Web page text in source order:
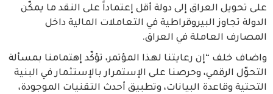
على تحويل العراق إلى دولة أقل إعتماداً على النقد ما يمكّن
الدولة تجاوز البيروقراطية في التعاملات المالية داخل
المصارف العاملة في العراق.
واضاف خلف “إن رعايتنا لهذا المؤتمر، تؤكّد إهتمامنا بمسألة
التحوّل الرقمي، وحرصنا على الإستمرار بالإستثمار في البنية
التحتية وقاعدة البيانات، وتطبيق أحدث التقنيات الموجودة،